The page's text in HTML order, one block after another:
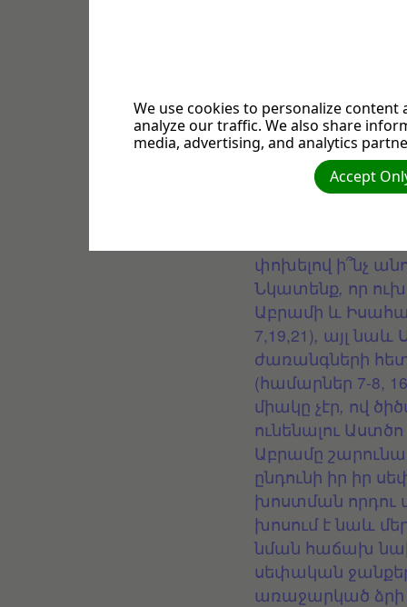
մեկին
այն տեղը, ուր
երդում ու
9, 47.29-31):
փոխելով ի՞նչ
Նկատենք, որ
Աբրամի և
7,19,21 ), այլ նաև
ժառանգների
(համարներ 7-8,
միակը չէր, ով
ունենալու Աստծո
Աբրամը
ընդունի իր իր
խոստման որդու
խոսում է նաև
նման հաճախ
սեփական
առաջարկած ձրի
We use cookies to personalize
analyze our traffic. We also share
media, advertising, and analytics
Accept